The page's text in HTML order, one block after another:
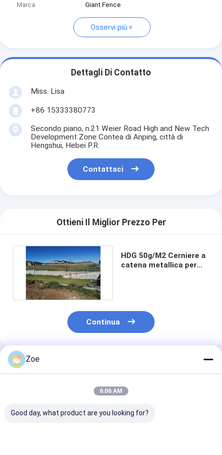
Marca
Giant Fence
Osservi più
Dettagli Di Contatto
Miss. Lisa
+86 15333380773
Secondo piano, n.21 Weier Road High and New Tech
Development Zone Contea di Anping, città di
Hengshui, Hebei P.R.
Contattaci
Ottieni Il Miglior Prezzo Per
HDG 50g/M2 Cerniere a
catena metallica per
Continua
Prodotti Raccomandati
Zoe
6:06 AM
Good day, what product are you looking for?